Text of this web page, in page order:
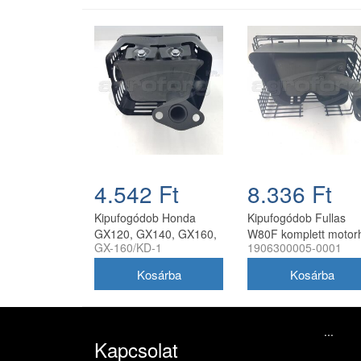
4.542 Ft
Kipufogódob Honda
GX120, GX140, GX160,
GX200, Kipor KG160,
ZS170 utángyártott
GX-160/KD-1
8.336 Ft
Kipufogódob Fullas
W80F komplett
1906300005-0001
Kapcsolat
...